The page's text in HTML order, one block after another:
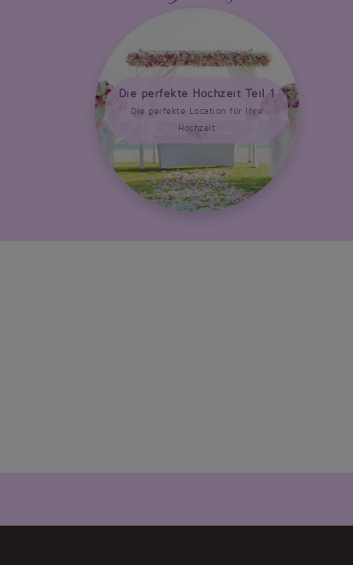
Die perfekte Hochzeit Teil 1
Die perfekte Location für Ihre
Hochzeit